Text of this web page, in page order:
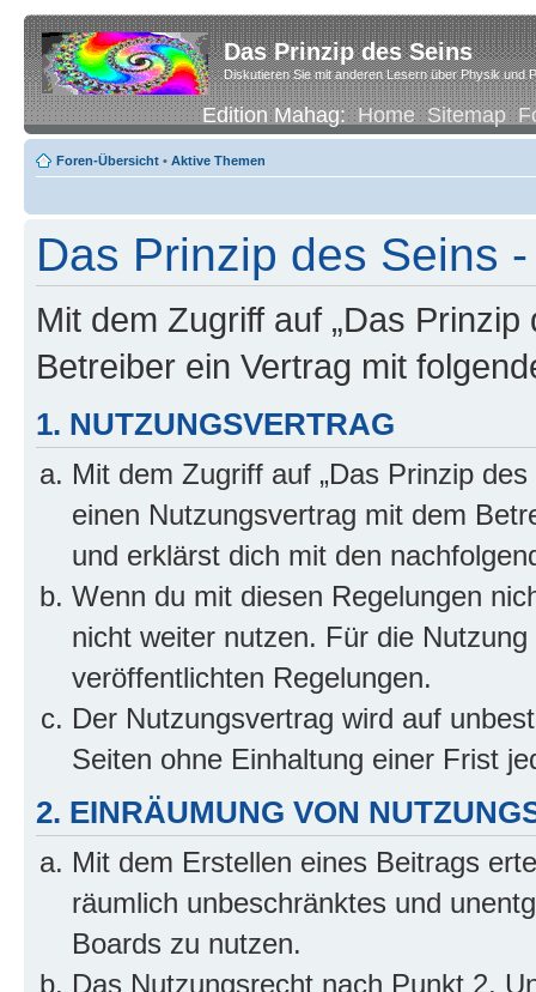
Das Prinzip des Seins
Diskutieren Sie mit anderen Lesern über Physik und
Edition Mahag:Home Sitemap
Foren-Übersicht • Aktive Themen
Das Prinzip des Seins
Mit dem Zugriff auf „Das
Betreiber ein Vertrag mit
1. NUTZUNGSVERTRAG
Mit dem Zugriff auf „Das Prinzip
einen Nutzungsvertrag mit dem
und erklärst dich mit den
Wenn du mit diesen Regelungen
nicht weiter nutzen. Für die
veröffentlichten Regelungen.
Der Nutzungsvertrag wird auf
Seiten ohne Einhaltung einer Frist
2. EINRÄUMUNG VON
Mit dem Erstellen eines Beitrags
räumlich unbeschränktes und
Boards zu nutzen.
Das Nutzungsrecht nach Punkt 2,